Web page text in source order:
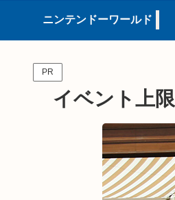
ニンテンドーワールド
PR
イベント上